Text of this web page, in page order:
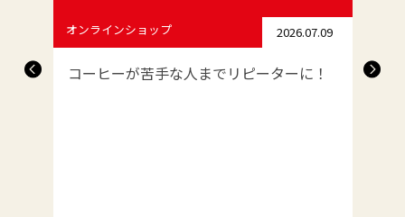
オンラインショップ 2026.07.09
コーヒーが苦手な人までリピーターに！